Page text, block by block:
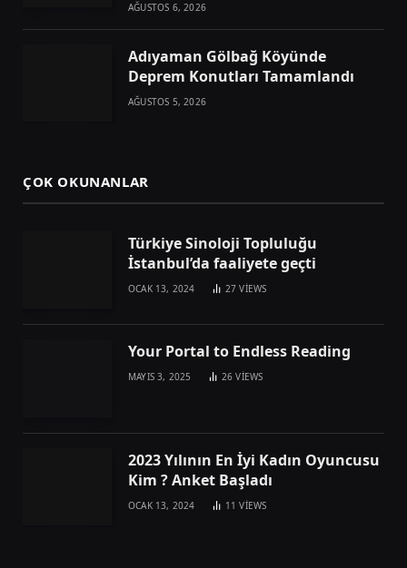
AĞUSTOS 6, 2026
Adıyaman Gölbağ Köyünde
Deprem Konutları Tamamlandı
AĞUSTOS 5, 2026
ÇOK OKUNANLAR
Türkiye Sinoloji Topluluğu
İstanbul’da faaliyete geçti
OCAK 13, 2024 27VIEWS
Your Portal to Endless Reading
MAYIS 3, 2025 26VIEWS
2023 Yılının En İyi Kadın Oyuncusu
Kim ? Anket Başladı
OCAK 13, 2024 11VIEWS